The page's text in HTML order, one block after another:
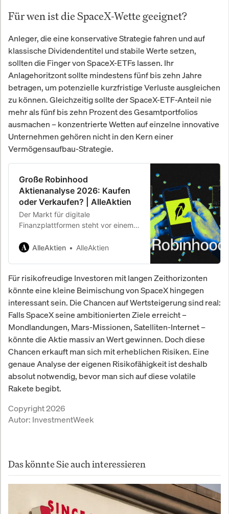
Für wen ist die SpaceX-Wette geeignet?
Anleger, die eine konservative Strategie fahren und auf
klassische Dividendentitel und stabile Werte setzen,
sollten die Finger von SpaceX-ETFs lassen. Ihr
Anlagehoritzont sollte mindestens fünf bis zehn Jahre
betragen, um potenzielle kurzfristige Verluste ausgleichen
zu können. Gleichzeitig sollte der SpaceX-ETF-Anteil nie
mehr als fünf bis zehn Prozent des Gesamtportfolios
ausmachen – konzentrierte Wetten auf einzelne innovative
Unternehmen gehören nicht in den Kern einer
Vermögensaufbau-Strategie.
Große Robinhood
Aktienanalyse 2026: Kaufen
oder Verkaufen? | AlleAktien
Der Markt für digitale
Finanzplattformen steht vor einem
traditionelle Banken und Broker mit
Produktentwicklung kämpfen,
wächst eine Generation von
Investoren heran, die ihre gesamte
Finanzbiografie in einer einzigen,
mobilen Anwendung verwalten will.
Robinhood hat sich in den letzten
Jahren von einem gamifizierten
Trading-App-Disruptor zu einer
diversifizierten Finanzplattform
entwickelt, die Altersvorsorge,
Kreditkarten, Kryptohandel und
vereint.
AlleAktien AlleAktien
Für risikofreudige Investoren mit langen Zeithorizonten
könnte eine kleine Beimischung von SpaceX hingegen
interessant sein. Die Chancen auf Wertsteigerung sind real:
Falls SpaceX seine ambitionierten Ziele erreicht –
Mondlandungen, Mars-Missionen, Satelliten-Internet –
könnte die Aktie massiv an Wert gewinnen. Doch diese
Chancen erkauft man sich mit erheblichen Risiken. Eine
genaue Analyse der eigenen Risikofähigkeit ist deshalb
absolut notwendig, bevor man sich auf diese volatile
Rakete begibt.
Copyright 2026
Autor: InvestmentWeek
Das könnte Sie auch interessieren